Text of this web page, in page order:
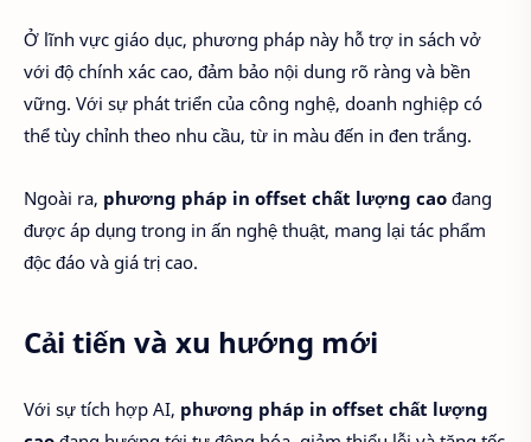
Ở lĩnh vực giáo dục, phương pháp này hỗ trợ in sách vở
với độ chính xác cao, đảm bảo nội dung rõ ràng và bền
vững. Với sự phát triển của công nghệ, doanh nghiệp có
thể tùy chỉnh theo nhu cầu, từ in màu đến in đen trắng.
Ngoài ra, phương pháp in offset chất lượng cao đang
được áp dụng trong in ấn nghệ thuật, mang lại tác phẩm
độc đáo và giá trị cao.
Cải tiến và xu hướng mới
Với sự tích hợp AI, phương pháp in offset chất lượng